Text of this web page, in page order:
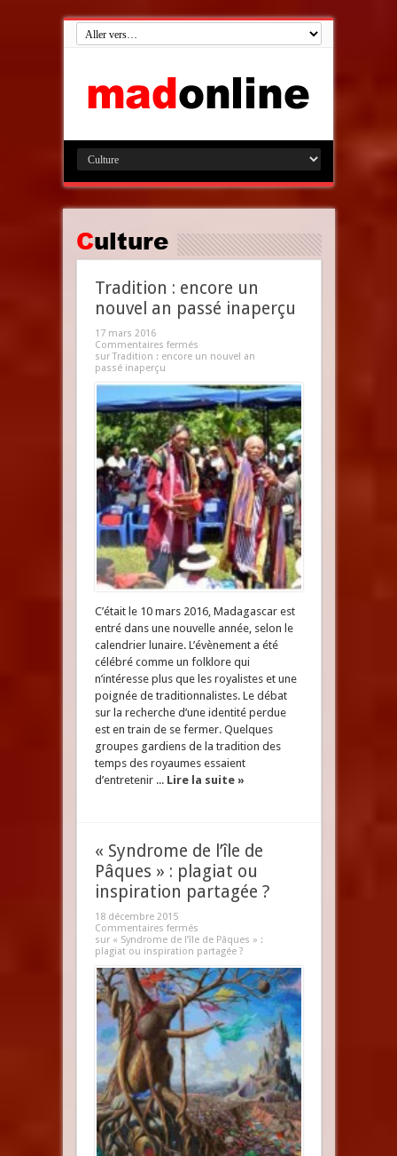
Culture
Tradition : encore un
nouvel an passé inaperçu
17 mars 2016
Commentaires fermés
sur Tradition : encore un nouvel an
passé inaperçu
C’était le 10 mars 2016, Madagascar est
entré dans une nouvelle année, selon le
calendrier lunaire. L’évènement a été
célébré comme un folklore qui
n’intéresse plus que les royalistes et une
poignée de traditionnalistes. Le débat
sur la recherche d’une identité perdue
est en train de se fermer. Quelques
groupes gardiens de la tradition des
temps des royaumes essaient
d’entretenir ... Lire la suite »
« Syndrome de l’île de
Pâques » : plagiat ou
inspiration partagée ?
18 décembre 2015
Commentaires fermés
sur « Syndrome de l’île de Pâques » :
plagiat ou inspiration partagée ?